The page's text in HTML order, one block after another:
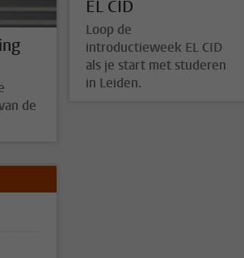
de
EL CID
Loop de
introductieweek EL CID
als je start met studeren
in Leiden.